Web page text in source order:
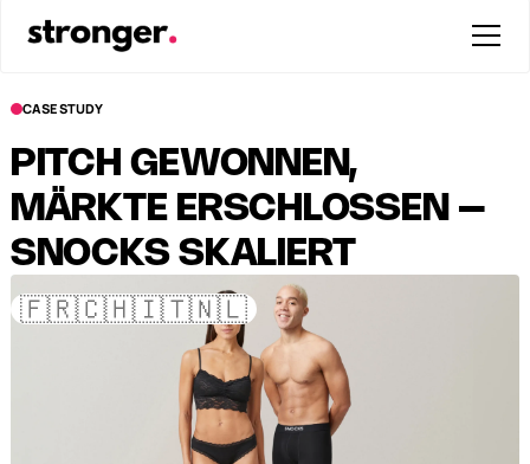
CASE STUDY
PITCH GEWONNEN,
MÄRKTE ERSCHLOSSEN –
SNOCKS SKALIERT
INTERNATIONAL
🇫🇷🇨🇭🇮🇹🇳🇱